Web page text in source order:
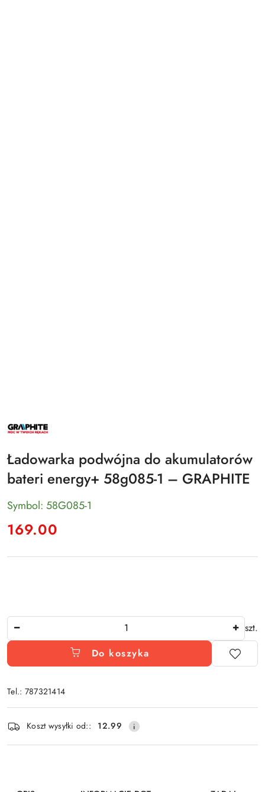
NAZWA
PRODUCENTA:
Ładowarka podwójna do akumulatorów
bateri energy+ 58g085-1 – GRAPHITE
Symbol: 58G085-1
cena:
169.00
szt.
Do koszyka
Tel.: 787321414
Dostępność
i
dostawa
Koszt wysyłki od:: 12.99